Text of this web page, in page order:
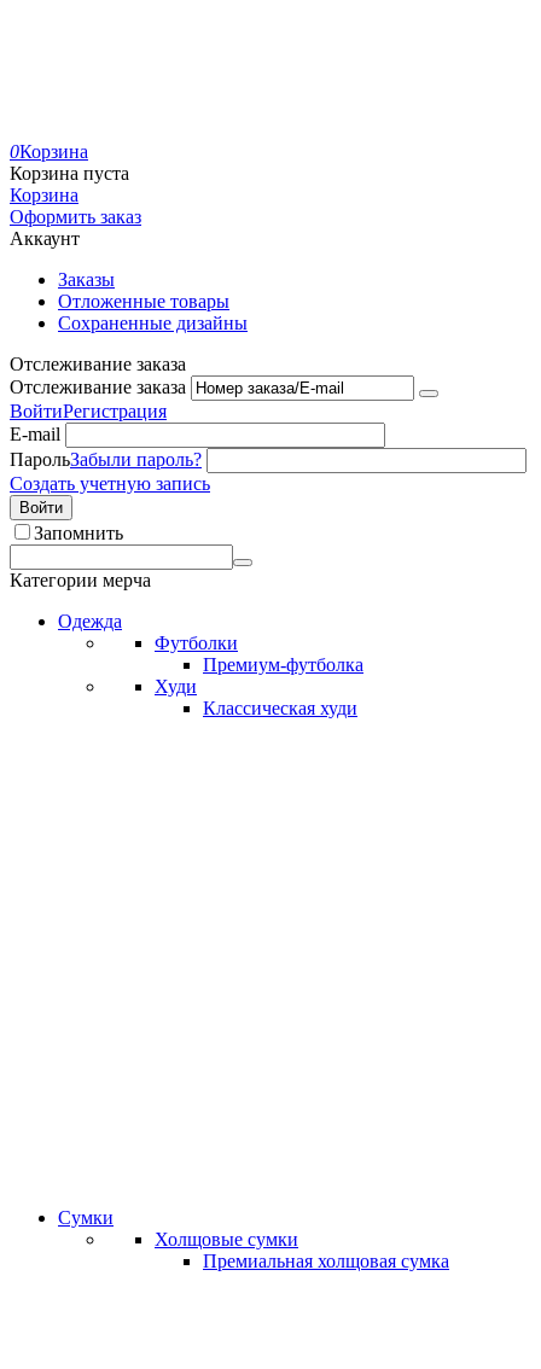
0Корзина
Корзина пуста
Корзина
Оформить заказ
Аккаунт
Заказы
Отложенные товары
Сохраненные дизайны
Отслеживание заказа
Отслеживание заказа
ВойтиРегистрация
E-mail
ПарольЗабыли пароль?
Создать учетную запись
Войти
Запомнить
Категории мерча
Одежда
Футболки
Премиум-футболка
Худи
Классическая худи
Сумки
Холщовые сумки
Премиальная холщовая сумка